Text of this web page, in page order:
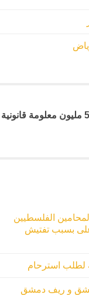
الفلسطيين
بسبب تفتيش
لطلب استرحام
و ريف دمشق